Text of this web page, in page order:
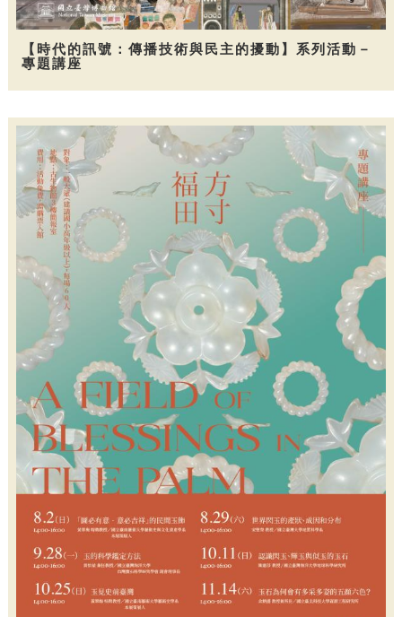
【時代的訊號：傳播技術與民主的擾動】系列活動－
專題講座